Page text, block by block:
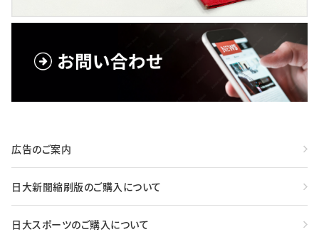
広告のご案内
日大新聞縮刷版のご購入について
日大スポーツのご購入について